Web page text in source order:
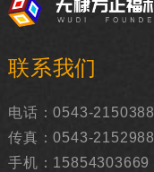
联系我们
电话：0543-2150388
传真：0543-2152988
手机：15854303669